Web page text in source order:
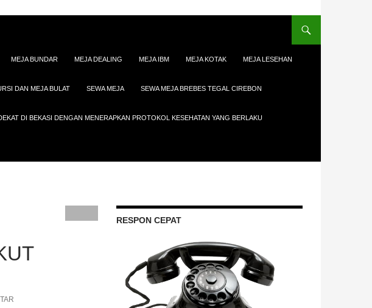
MEJA BUNDAR MEJA DEALING MEJA IBM MEJA KOTAK MEJA LESEHAN
DAN MEJA BULAT SEWA MEJA SEWA MEJA BREBES TEGAL CIREBON
DI BEKASI DENGAN MENERAPKAN PROTOKOL KESEHATAN YANG BERLAKU
RESPON CEPAT